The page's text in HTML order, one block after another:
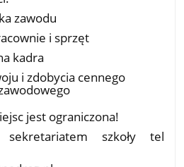
zawodu
i sprzęt
kadra
i zdobycia cennego
jest ograniczona!
szkoły tel